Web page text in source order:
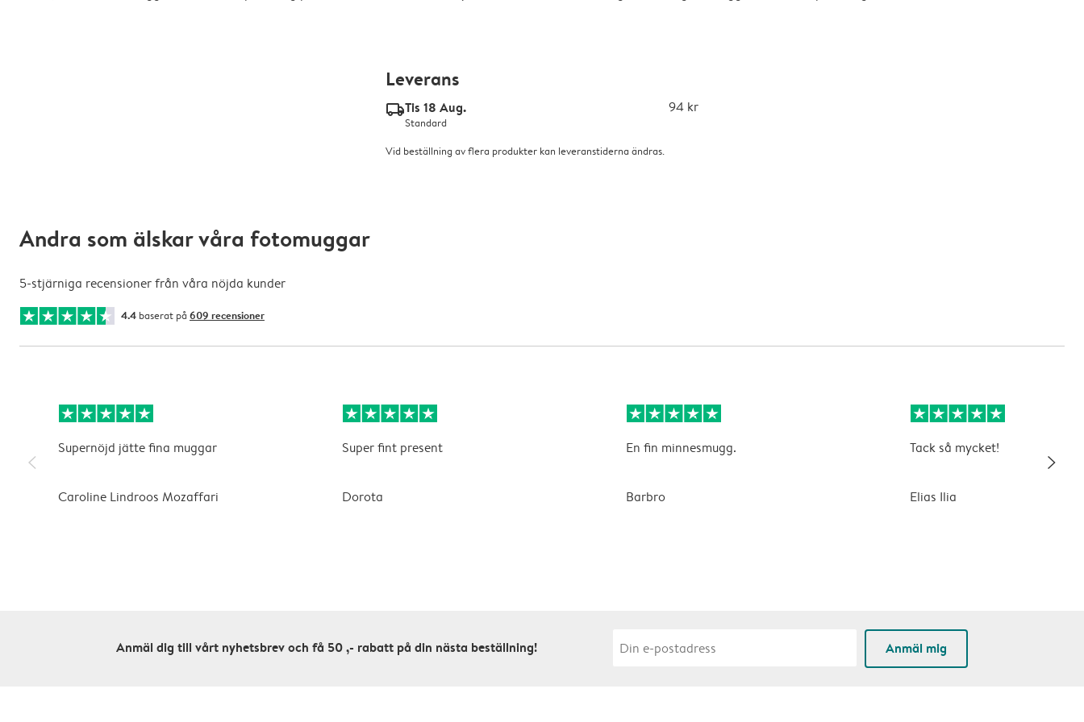
Leverans
delivery_standard_v2Tis 18 Aug. 94 kr
Standard
Vid beställning av flera produkter kan leveranstiderna ändras.
Andra som älskar våra fotomuggar
5-stjärniga recensioner från våra nöjda kunder
4.4 baserat på 609 recensioner
slim_arrow_left
Supernöjd jätte fina muggar
Caroline Lindroos Mozaffari
Super fint present
Dorota
En fin minnesmugg.
Barbro
Tack så mycket!
Elias Ilia
slim_arrow_right
Anmäl dig till vårt nyhetsbrev och få 50 ,- rabatt på din nästa beställning! Anmäl mig